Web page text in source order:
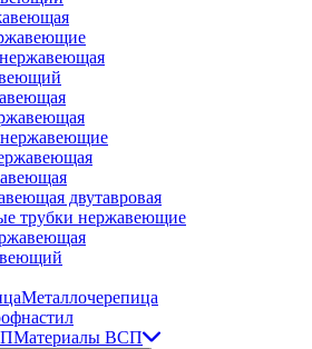
двутавровая
трубки нержавеющие
Металлочерепица
Материалы ВСП